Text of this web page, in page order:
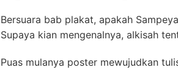
Bersuara bab plakat, apakah
Supaya kian mengenalnya, alkisah
Puas mulanya poster mewujudkan